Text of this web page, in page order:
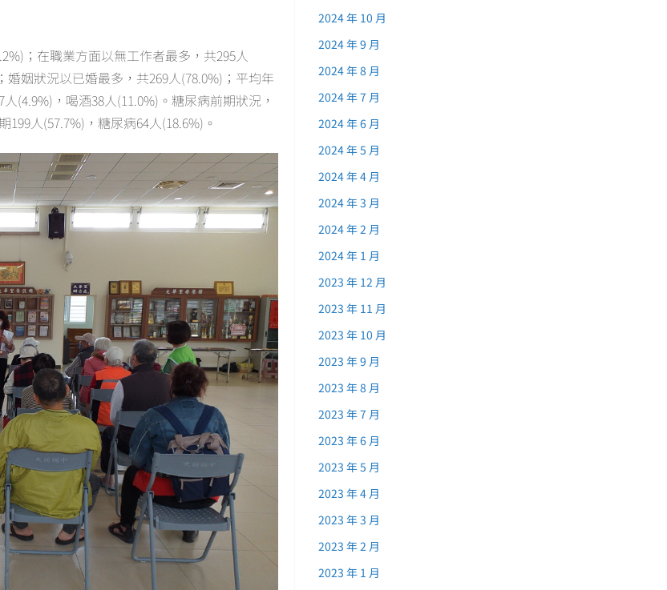
；在職業方面以無工作者最多，共295人
姻狀況以已婚最多，共269人(78.0%)；平均年
(4.9%)，喝酒38人(11.0%)。糖尿病前期狀況，
人(57.7%)，糖尿病64人(18.6%)。
2024 年 10 月
2024 年 9 月
2024 年 8 月
2024 年 7 月
2024 年 6 月
2024 年 5 月
2024 年 4 月
2024 年 3 月
2024 年 2 月
2024 年 1 月
2023 年 12 月
2023 年 11 月
2023 年 10 月
2023 年 9 月
2023 年 8 月
2023 年 7 月
2023 年 6 月
2023 年 5 月
2023 年 4 月
2023 年 3 月
2023 年 2 月
2023 年 1 月